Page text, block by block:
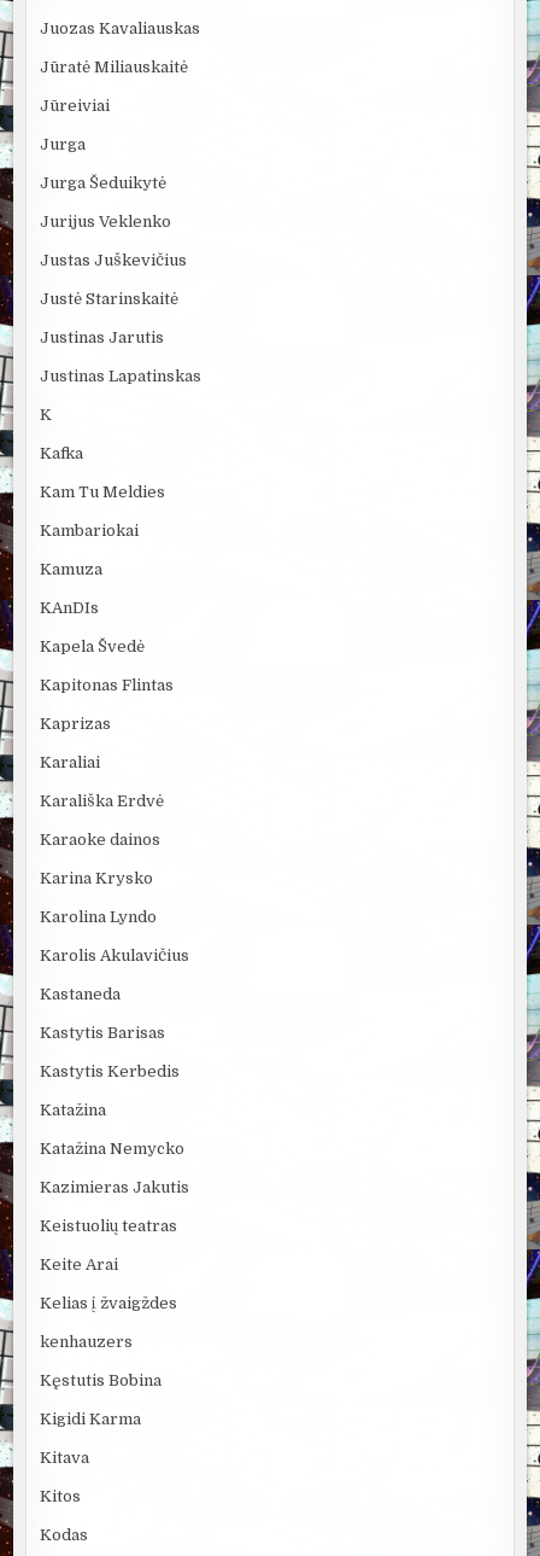
Juozas Kavaliauskas
Jūratė Miliauskaitė
Jūreiviai
Jurga
Jurga Šeduikytė
Jurijus Veklenko
Justas Juškevičius
Justė Starinskaitė
Justinas Jarutis
Justinas Lapatinskas
K
Kafka
Kam Tu Meldies
Kambariokai
Kamuza
KAnDIs
Kapela Švedė
Kapitonas Flintas
Kaprizas
Karaliai
Karališka Erdvė
Karaoke dainos
Karina Krysko
Karolina Lyndo
Karolis Akulavičius
Kastaneda
Kastytis Barisas
Kastytis Kerbedis
Katažina
Katažina Nemycko
Kazimieras Jakutis
Keistuolių teatras
Keite Arai
Kelias į žvaigždes
kenhauzers
Kęstutis Bobina
Kigidi Karma
Kitava
Kitos
Kodas